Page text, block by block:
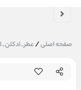
صفحه اصلی/